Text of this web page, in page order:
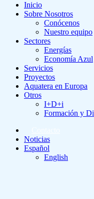
Inicio
Sobre Nosotros
Conócenos
Nuestro equipo
Sectores
Energías
Economía Azul
Servicios
Proyectos
Aquatera en Europa
Otros
I+D+i
Formación y
Noticias
Español
English